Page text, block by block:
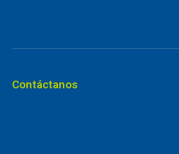
Contáctanos